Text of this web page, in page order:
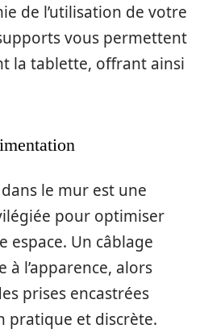
de l’utilisation de votre
vous permettent
la tablette, offrant ainsi
le mur est une
pour optimiser
espace. Un câblage
l’apparence, alors
prises encastrées
pratique et discrète.